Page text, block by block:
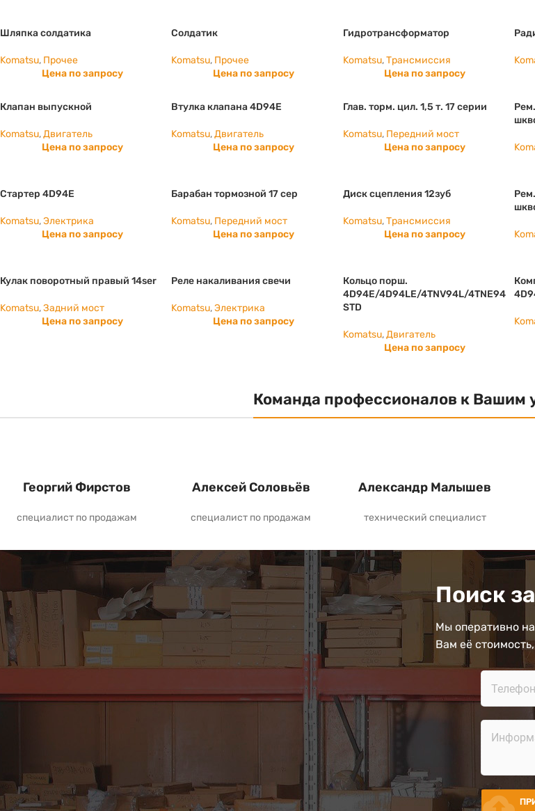
Шляпка солдатика
Komatsu, Прочее
Цена по запросу
Солдатик
Komatsu, Прочее
Цена по запросу
Гидротрансформатор
Komatsu,Трансмиссия
Цена по запросу
Клапан выпускной
Komatsu,Двигатель
Цена по запросу
Втулка клапана 4D94E
Komatsu,Двигатель
Цена по запросу
Глав. торм. цил. 1,5 т. 17 серии
Komatsu, Передний мост
Цена по запросу
Стартер 4D94E
Komatsu,Электрика
Цена по запросу
Барабан тормозной 17 сер
Komatsu, Передний мост
Цена по запросу
Диск сцепления 12зуб
Komatsu,Трансмиссия
Цена по запросу
Кулак поворотный правый 14ser
Komatsu,Задний мост
Цена по запросу
Реле накаливания свечи
Komatsu,Электрика
Цена по запросу
Кольцо порш.
4D94E/4D94LE/4TNV94L/4TNE94
STD
Komatsu,Двигатель
Цена по запросу
Команда профессионалов к Вашим
Георгий Фирстов
специалист по продажам
Алексей Соловьёв
специалист по продажам
Александр Малышев
технический специалист
Поиск
Мы оперативно
Вам её